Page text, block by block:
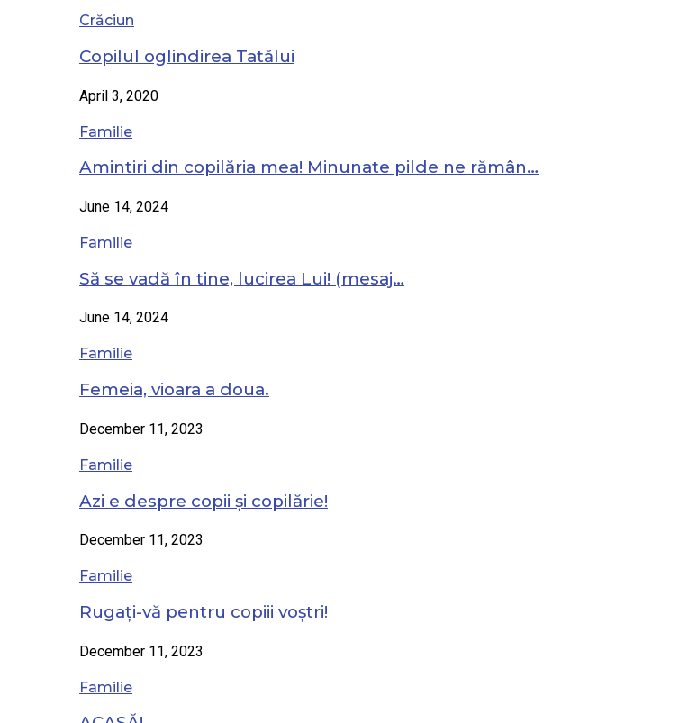
Crăciun
Copilul oglindirea Tatălui
April 3, 2020
Familie
Amintiri din copilăria mea! Minunate pilde ne rămân…
June 14, 2024
Familie
Să se vadă în tine, lucirea Lui! (mesaj…
June 14, 2024
Familie
Femeia, vioara a doua.
December 11, 2023
Familie
Azi e despre copii și copilărie!
December 11, 2023
Familie
Rugați-vă pentru copiii voștri!
December 11, 2023
Familie